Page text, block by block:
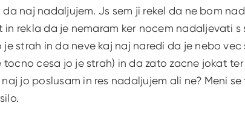
naj nadaljujem. Js sem ji rekel da ne bom
rekla da je nemaram ker nocem nadaljevati s
strah in da neve kaj naj naredi da je nebo vec
cesa jo je strah) in da zato zacne jokat
jo poslusam in res nadaljujem ali ne? Meni se